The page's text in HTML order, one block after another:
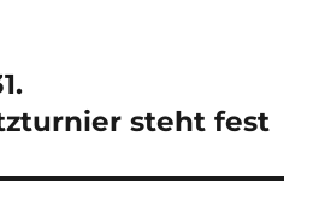
steht fest